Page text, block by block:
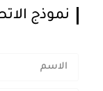
نموذج